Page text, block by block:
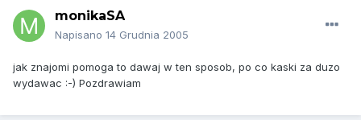
monikaSA
Napisano 14 Grudnia 2005
jak znajomi pomoga to dawaj w ten sposob, po co kaski za duzo
wydawac :-) Pozdrawiam